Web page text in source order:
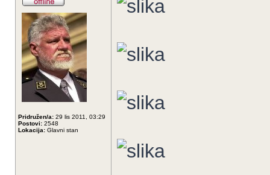
Pridružen/a: 29 lis 2011, 03:29
Postovi: 2548
Lokacija: Glavni stan